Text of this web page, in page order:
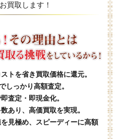
買取します！
トを省き買取価格に還元。
しっかり高額査定。
査定・即現金化。
あり、高価買取を実現。
見極め、スピーディーに高額